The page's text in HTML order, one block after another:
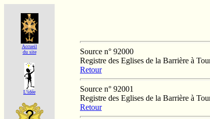
Accueil
du site
L'idée
Source n° 92000
Registre des Eglises de la Barrière à
Retour
Source n° 92001
Registre des Eglises de la Barrière à
Retour